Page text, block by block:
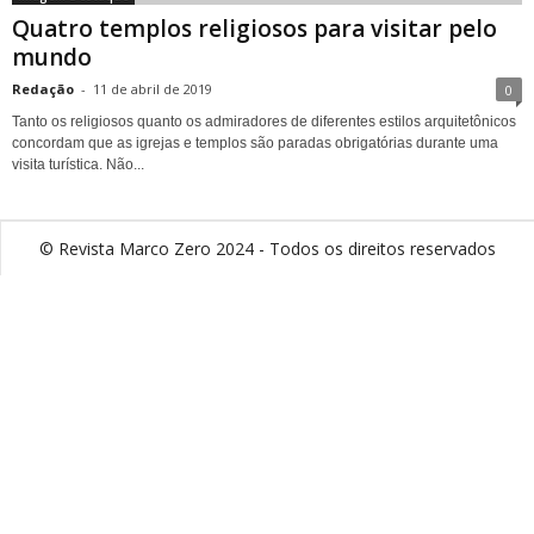
Quatro templos religiosos para visitar pelo
mundo
Redação - 11 de abril de 2019 0
Tanto os religiosos quanto os admiradores de diferentes estilos arquitetônicos
concordam que as igrejas e templos são paradas obrigatórias durante uma
visita turística. Não...
© Revista Marco Zero 2024 - Todos os direitos reservados